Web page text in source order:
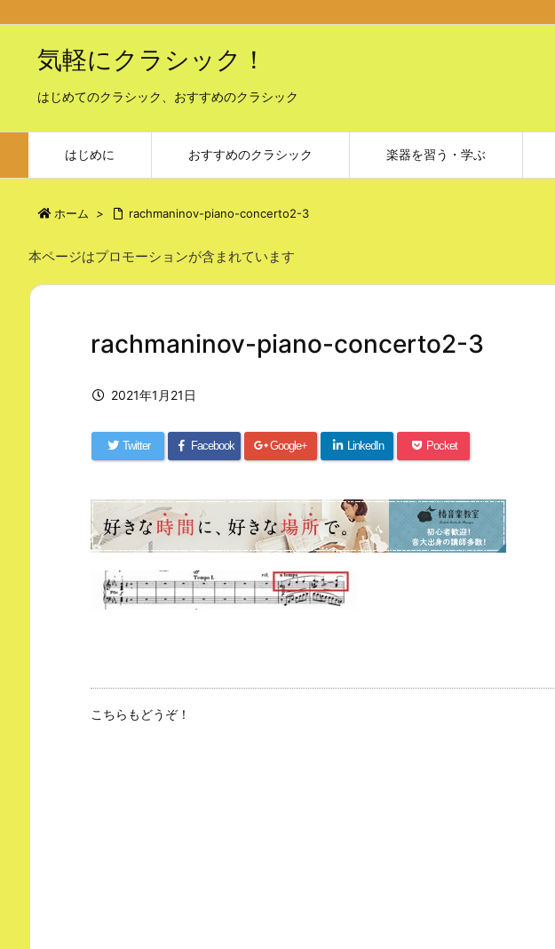
気軽にクラシック！
はじめてのクラシック、おすすめのクラシック
はじめに おすすめのクラシック 楽器を習う・学ぶ
ホーム > rachmaninov-piano-concerto2-3
本ページはプロモーションが含まれています
rachmaninov-piano-concerto2-3
2021年1月21日
Twitter Facebook Google+ LinkedIn Pocket
こちらもどうぞ！